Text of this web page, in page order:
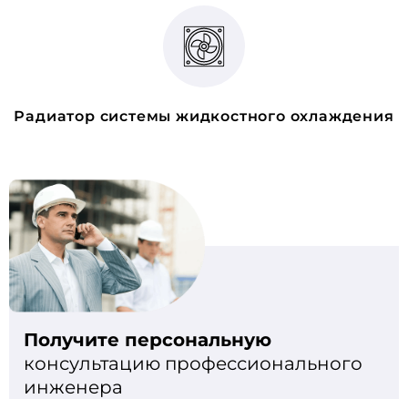
Радиатор системы жидкостного охлаждения
Получите персональную
консультацию профессионального
инженера